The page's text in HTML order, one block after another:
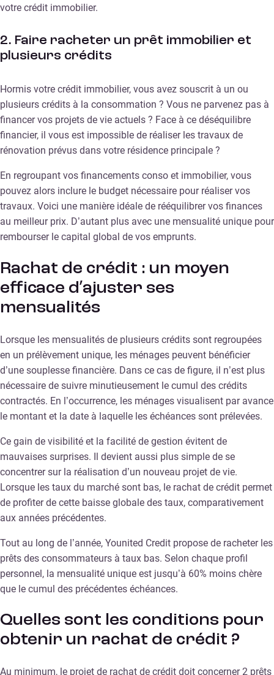
votre crédit immobilier.
2. Faire racheter un prêt immobilier et
plusieurs crédits
Hormis votre crédit immobilier, vous avez souscrit à un ou
plusieurs crédits à la consommation ? Vous ne parvenez pas à
financer vos projets de vie actuels ? Face à ce déséquilibre
financier, il vous est impossible de réaliser les travaux de
rénovation prévus dans votre résidence principale ?
En regroupant vos financements conso et immobilier, vous
pouvez alors inclure le budget nécessaire pour réaliser vos
travaux. Voici une manière idéale de rééquilibrer vos finances
au meilleur prix. D’autant plus avec une mensualité unique pour
rembourser le capital global de vos emprunts.
Rachat de crédit : un moyen
efficace d’ajuster ses
mensualités
Lorsque les mensualités de plusieurs crédits sont regroupées
en un prélèvement unique, les ménages peuvent bénéficier
d’une souplesse financière. Dans ce cas de figure, il n’est plus
nécessaire de suivre minutieusement le cumul des crédits
contractés. En l’occurrence, les ménages visualisent par avance
le montant et la date à laquelle les échéances sont prélevées.
Ce gain de visibilité et la facilité de gestion évitent de
mauvaises surprises. Il devient aussi plus simple de se
concentrer sur la réalisation d’un nouveau projet de vie.
Lorsque les taux du marché sont bas, le rachat de crédit permet
de profiter de cette baisse globale des taux, comparativement
aux années précédentes.
Tout au long de l’année, Younited Credit propose de racheter les
prêts des consommateurs à taux bas. Selon chaque profil
personnel, la mensualité unique est jusqu’à 60% moins chère
que le cumul des précédentes échéances.
Quelles sont les conditions pour
obtenir un rachat de crédit ?
Au minimum, le projet de rachat de crédit doit concerner 2 prêts